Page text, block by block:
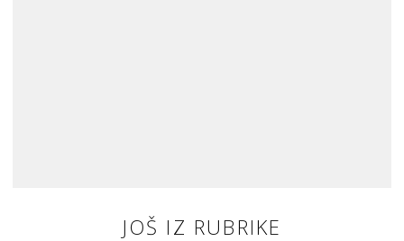
JOŠ IZ RUBRIKE